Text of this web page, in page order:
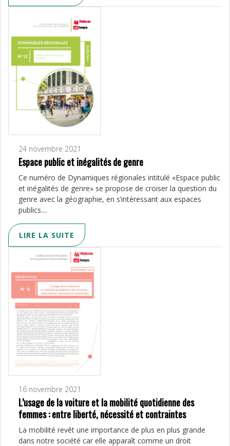
24 novembre 2021
Espace public et inégalités de genre
Ce numéro de Dynamiques régionales intitulé «Espace public
et inégalités de genre» se propose de croiser la question du
genre avec la géographie, en s’intéressant aux espaces
publics....
LIRE LA SUITE
16 novembre 2021
L’usage de la voiture et la mobilité quotidienne des
femmes : entre liberté, nécessité et contraintes
La mobilité revêt une importance de plus en plus grande
dans notre société car elle apparaît comme un droit